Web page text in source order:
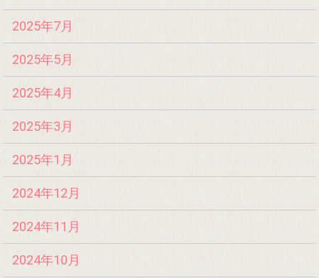
2025年7月
2025年5月
2025年4月
2025年3月
2025年1月
2024年12月
2024年11月
2024年10月